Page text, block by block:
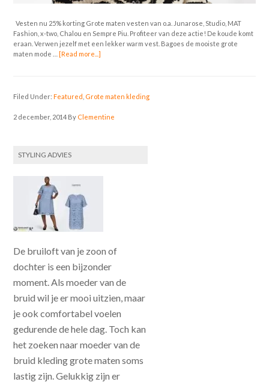
Vesten nu 25% korting Grote maten vesten van o.a. Junarose, Studio, MAT
Fashion, x-two, Chalou en Sempre Piu. Profiteer van deze actie! De koude komt
eraan. Verwen jezelf met een lekker warm vest. Bagoes de mooiste grote
maten mode …
[Read more...]
Filed Under:Featured Grote maten kleding
2 december, 2014 By Clementine
STYLING ADVIES
De bruiloft van je zoon of
dochter is een bijzonder
moment. Als moeder van de
bruid wil je er mooi uitzien, maar
je ook comfortabel voelen
gedurende de hele dag. Toch kan
het zoeken naar moeder van de
bruid kleding grote maten soms
lastig zijn. Gelukkig zijn er